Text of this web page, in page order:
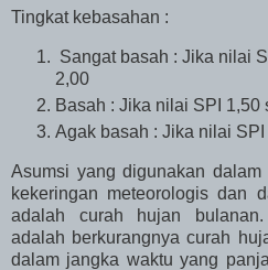
Tingkat kebasahan :
Sangat basah : Jika nilai
2,00
Basah : Jika nilai SPI 1,50
Agak basah : Jika nilai SPI
Asumsi yang digunakan
kekeringan meteorologis dan
adalah curah hujan bulanan.
adalah berkurangnya curah
dalam jangka waktu yang